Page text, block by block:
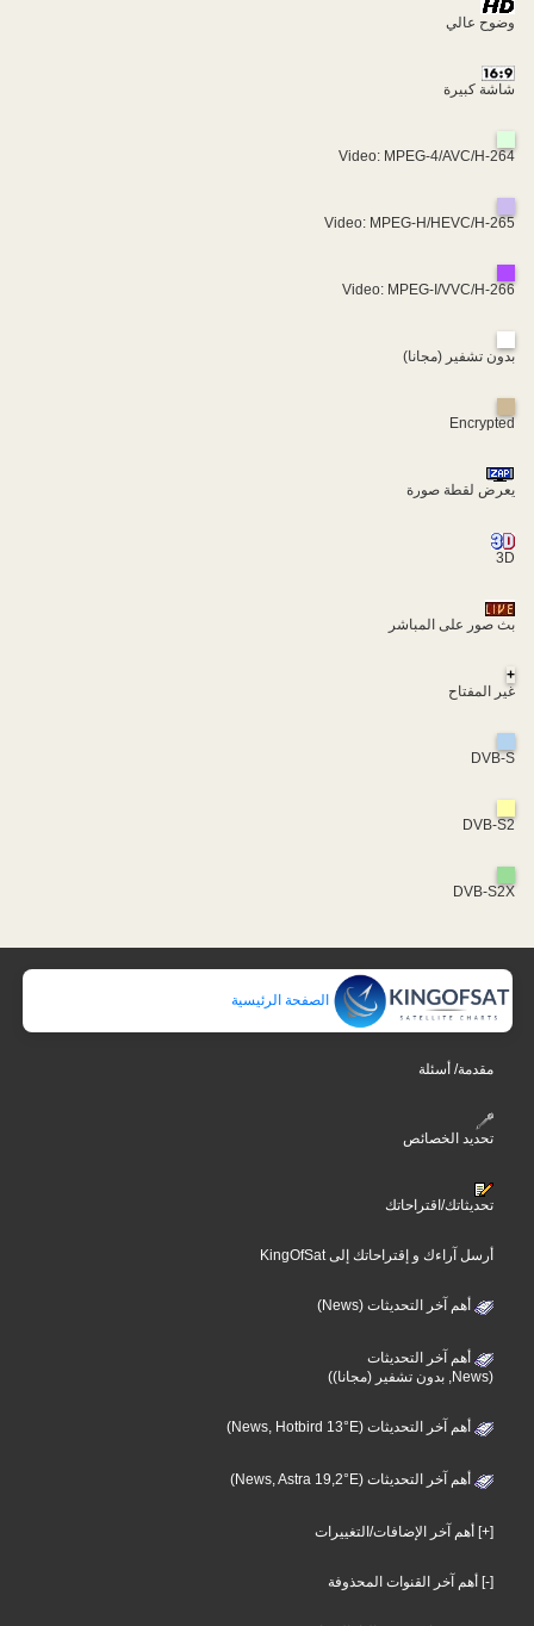
وضوح عالي
شاشة كبيرة
Video: MPEG-4/AVC/H-264
Video: MPEG-H/HEVC/H-265
Video: MPEG-I/VVC/H-266
بدون تشفير (مجانا)
Encrypted
يعرض لقطة صورة
3D
بث صور على المباشر
+
غير المفتاح
DVB-S
DVB-S2
DVB-S2X
الصفحة الرئيسية
مقدمة/ أسئلة
تحديد الخصائص
تحديثاتك/اقتراحاتك
أرسل آراءك و إقتراحاتك إلى KingOfSat
أهم آخر التحديثات (News)
أهم آخر التحديثات
(News, بدون تشفير (مجانا))
أهم آخر التحديثات (News, Hotbird 13°E)
أهم آخر التحديثات (News, Astra 19,2°E)
[+] أهم آخر الإضافات/التغييرات
[-] أهم آخر القنوات المحذوفة